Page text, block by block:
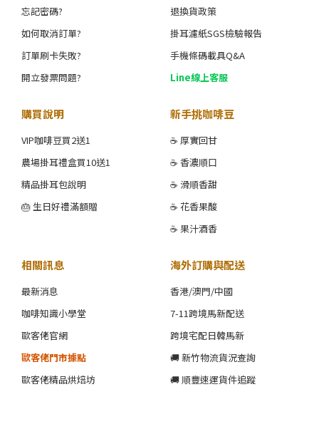
忘記密碼?
如何取消訂單?
訂單刷卡失敗?
開立發票問題?
退換貨政策
掛耳濾紙SGS檢驗報告
手機條碼載具Q&A
Line線上客服
購買說明
VIP咖啡豆買2送1
農場掛耳禮盒買10送1
精品掛耳包說明
🎂 生日好禮滿額贈
新手挑咖啡豆
☕ 厚實回甘
☕ 香濃順口
☕ 滑順香甜
☕ 花香果酸
☕ 果汁酒香
相關訊息
最新消息
咖啡知識小學堂
歐客佬官網
歐客佬門市據點
歐客佬精品烘焙坊
海外訂購與配送
香港/澳門/中國
7-11跨境馬新配送
跨境宅配日韓馬新
🚚 新竹物流貨況查詢
🚚 順豐速運貨件追蹤